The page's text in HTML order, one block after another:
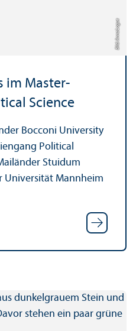
Bild: Anna Logue
im Master­
Science
Bocconi University
Political
Stuidum
Universität Mannheim